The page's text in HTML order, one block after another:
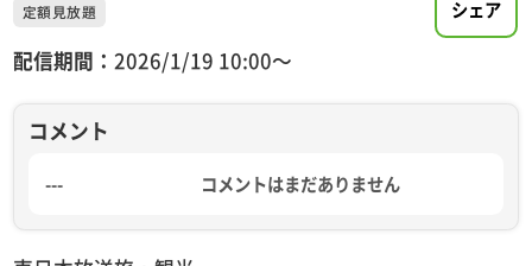
定額見放題
配信期間： 2026/1/19 10:00〜
シェア
コメント
--- コメントはまだありません